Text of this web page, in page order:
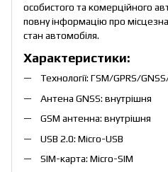
особистого та комерційного
повну інформацію про
стан автомобіля.
Характеристики:
Технології: ГSM/GPRS/
Антена GNSS: внутрішня
GSM антенна: внутрішня
USB 2.0: Micro-USB
SIM-карта: Micro-SIM